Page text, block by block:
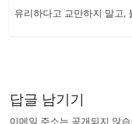
유리하다고 교만하지 말고,
답글 남기기
이메일 주소는 공개되지 않